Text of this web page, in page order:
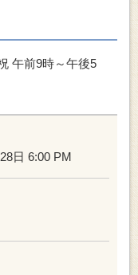
午前9時～午後5
日 6:00 PM